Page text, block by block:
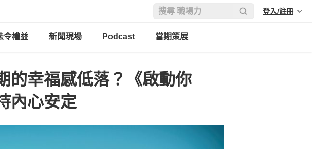
登入/註冊
令權益 新聞現場 Podcast 當期策展
的幸福感低落？《啟動你
內心安定